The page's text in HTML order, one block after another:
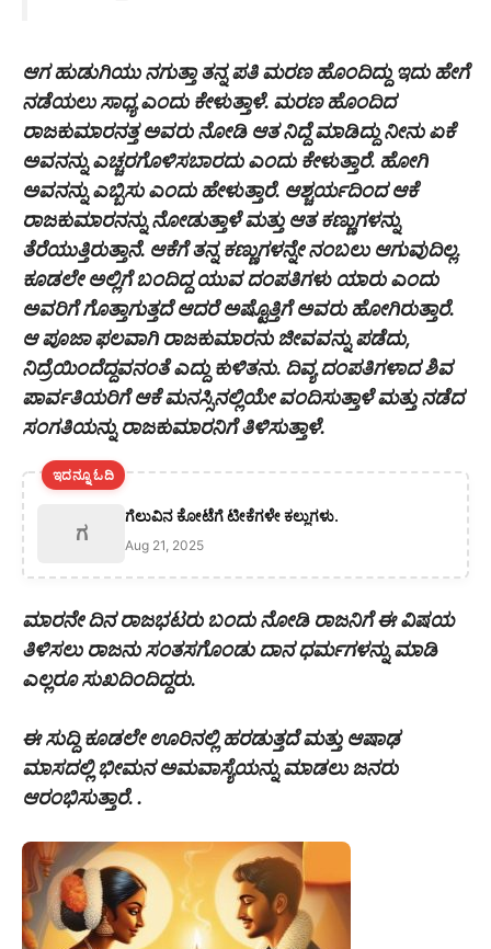
ಆಗ ಹುಡುಗಿಯು ನಗುತ್ತಾ ತನ್ನ ಪತಿ ಮರಣ ಹೊಂದಿದ್ದು ಇದು ಹೇಗೆ
ನಡೆಯಲು ಸಾಧ್ಯ ಎಂದು ಕೇಳುತ್ತಾಳೆ. ಮರಣ ಹೊಂದಿದ
ರಾಜಕುಮಾರನತ್ತ ಅವರು ನೋಡಿ ಆತ ನಿದ್ದೆ ಮಾಡಿದ್ದು ನೀನು ಏಕೆ
ಅವನನ್ನು ಎಚ್ಚರಗೊಳಿಸಬಾರದು ಎಂದು ಕೇಳುತ್ತಾರೆ. ಹೋಗಿ
ಅವನನ್ನು ಎಬ್ಬಿಸು ಎಂದು ಹೇಳುತ್ತಾರೆ. ಆಶ್ಚರ್ಯದಿಂದ ಆಕೆ
ರಾಜಕುಮಾರನನ್ನು ನೋಡುತ್ತಾಳೆ ಮತ್ತು ಆತ ಕಣ್ಣುಗಳನ್ನು
ತೆರೆಯುತ್ತಿರುತ್ತಾನೆ. ಆಕೆಗೆ ತನ್ನ ಕಣ್ಣುಗಳನ್ನೇ ನಂಬಲು ಆಗುವುದಿಲ್ಲ.
ಕೂಡಲೇ ಅಲ್ಲಿಗೆ ಬಂದಿದ್ದ ಯುವ ದಂಪತಿಗಳು ಯಾರು ಎಂದು
ಅವರಿಗೆ ಗೊತ್ತಾಗುತ್ತದೆ ಆದರೆ ಅಷ್ಟೊತ್ತಿಗೆ ಅವರು ಹೋಗಿರುತ್ತಾರೆ.
ಆ ಪೂಜಾ ಫಲವಾಗಿ ರಾಜಕುಮಾರನು ಜೀವವನ್ನು ಪಡೆದು,
ನಿದ್ರೆಯಿಂದೆದ್ದವನಂತೆ ಎದ್ದು ಕುಳಿತನು. ದಿವ್ಯ ದಂಪತಿಗಳಾದ ಶಿವ
ಪಾರ್ವತಿಯರಿಗೆ ಆಕೆ ಮನಸ್ಸಿನಲ್ಲಿಯೇ ವಂದಿಸುತ್ತಾಳೆ ಮತ್ತು ನಡೆದ
ಸಂಗತಿಯನ್ನು ರಾಜಕುಮಾರನಿಗೆ ತಿಳಿಸುತ್ತಾಳೆ.
ಇದನ್ನೂ ಓದಿ
ಗ
ಗೆಲುವಿನ ಕೋಟೆಗೆ ಟೀಕೆಗಳೇ ಕಲ್ಲುಗಳು.
Aug 21, 2025
ಮಾರನೇ ದಿನ ರಾಜಭಟರು ಬಂದು ನೋಡಿ ರಾಜನಿಗೆ ಈ ವಿಷಯ
ತಿಳಿಸಲು ರಾಜನು ಸಂತಸಗೊಂಡು ದಾನ ಧರ್ಮಗಳನ್ನು ಮಾಡಿ
ಎಲ್ಲರೂ ಸುಖದಿಂದಿದ್ದರು.
ಈ ಸುದ್ದಿ ಕೂಡಲೇ ಊರಿನಲ್ಲಿ ಹರಡುತ್ತದೆ ಮತ್ತು ಆಷಾಢ
ಮಾಸದಲ್ಲಿ ಭೀಮನ ಅಮವಾಸ್ಯೆಯನ್ನು ಮಾಡಲು ಜನರು
ಆರಂಭಿಸುತ್ತಾರೆ. .